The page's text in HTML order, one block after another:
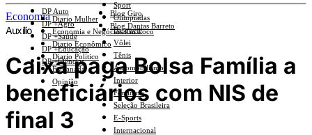
Sport
Olimpíadas
Basquete
Vôlei
Tênis
Automobilismo
Interior
Feminino
Seleção Brasileira
E-Sports
Internacional
DP Auto
DP +Agro
DP +Saúde
DP +Educação
DP +Ciências
Diario Mulher
Economia e Negócios Em Foco
Diario Econômico
Diario Político
Esplanada
Opinião
Blog Giro
Blog Dantas Barreto
Economia
Auxílio
Caixa paga Bolsa Família a
beneficiários com NIS de
final 3